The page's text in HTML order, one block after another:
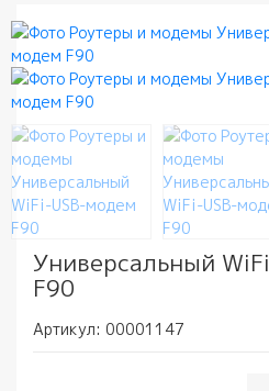
Универсальный
F90
Артикул: 00001147